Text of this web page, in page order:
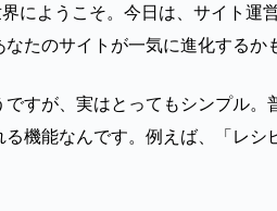
にようこそ。今日は、サイト運
たのサイトが一気に進化するか
すが、実はとってもシンプル
機能なんです。例えば、「レ